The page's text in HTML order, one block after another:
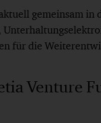
gemeinsam in
für die
Venture